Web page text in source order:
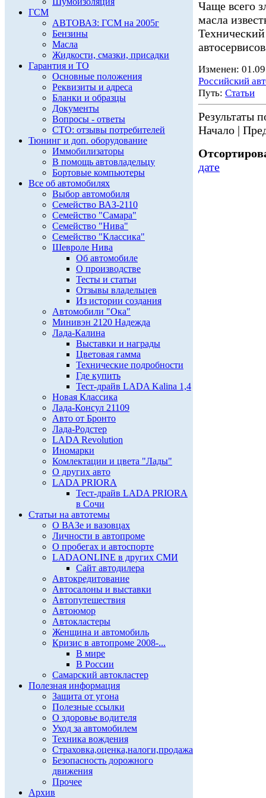
ГСМ
АВТОВАЗ: ГСМ на 2005г
Бензины
Масла
Жидкости, смазки, присадки
Гарантия и ТО
Основные положения
Реквизиты и адреса
Бланки и образцы
Документы
Вопросы - ответы
СТО: отзывы потребителей
Тюнинг и доп. оборудование
Иммобилизаторы
В помощь автовладельцу
Бортовые компьютеры
Все об автомобилях
Выбор автомобиля
Семейство ВАЗ-2110
Семейство "Самара"
Семейство "Нива"
Семейство "Классика"
Шевроле Нива
Об автомобиле
О производстве
Тесты и статьи
Отзывы владельцев
Из истории создания
Автомобили "Ока"
Минивэн 2120 Надежда
Лада-Калина
Выставки и награды
Цветовая гамма
Технические подробности
Где купить
Тест-драйв LADA Kalina 1,4
Новая Классика
Лада-Консул 21109
Авто от Бронто
Лада-Родстер
LADA Revolution
Иномарки
Комлектации и цвета "Лады"
О других авто
LADA PRIORA
Тест-драйв LADA PRIORA
в Сочи
Статьи на автотемы
О ВАЗе и вазовцах
Личности в автопроме
О пробегах и автоспорте
LADAONLINE в других СМИ
Сайт автодилера
Автокредитование
Автосалоны и выставки
Автопутешествия
Автоюмор
Автокластеры
Женщина и автомобиль
Кризис в автопроме 2008-...
В мире
В России
Самарский автокластер
Полезная информация
Защита от угона
Полезные ссылки
О здоровье водителя
Уход за автомобилем
Техника вождения
Страховка,оценка,налоги,продажа
Безопасность дорожного
движения
Прочее
Архив
Чаще всего
масла
Изменен:
Российский
Путь: Статьи
Результаты
Начало |
дате